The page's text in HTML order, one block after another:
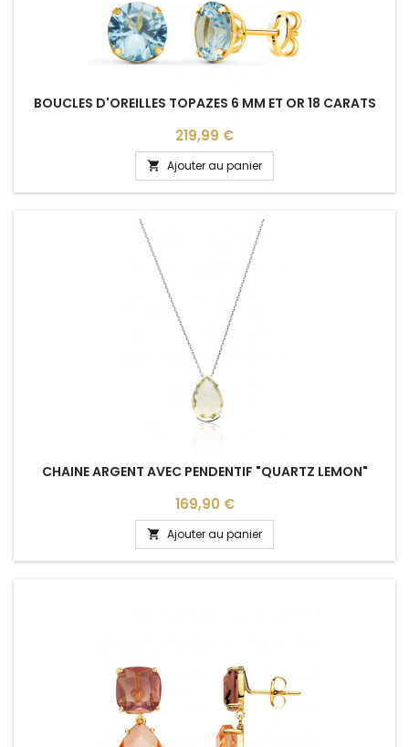
BOUCLES D'OREILLES TOPAZES 6 MM ET OR 18 CARATS
Prix
219,99 €
 Ajouter au panier
CHAINE ARGENT AVEC PENDENTIF "QUARTZ LEMON"
Prix
169,90 €
 Ajouter au panier